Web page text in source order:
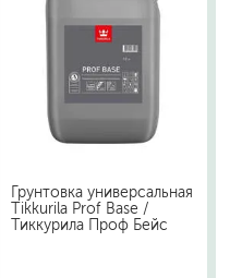
Грунтовка универсальная
Tikkurila Prof Base /
Тиккурила Проф Бейс